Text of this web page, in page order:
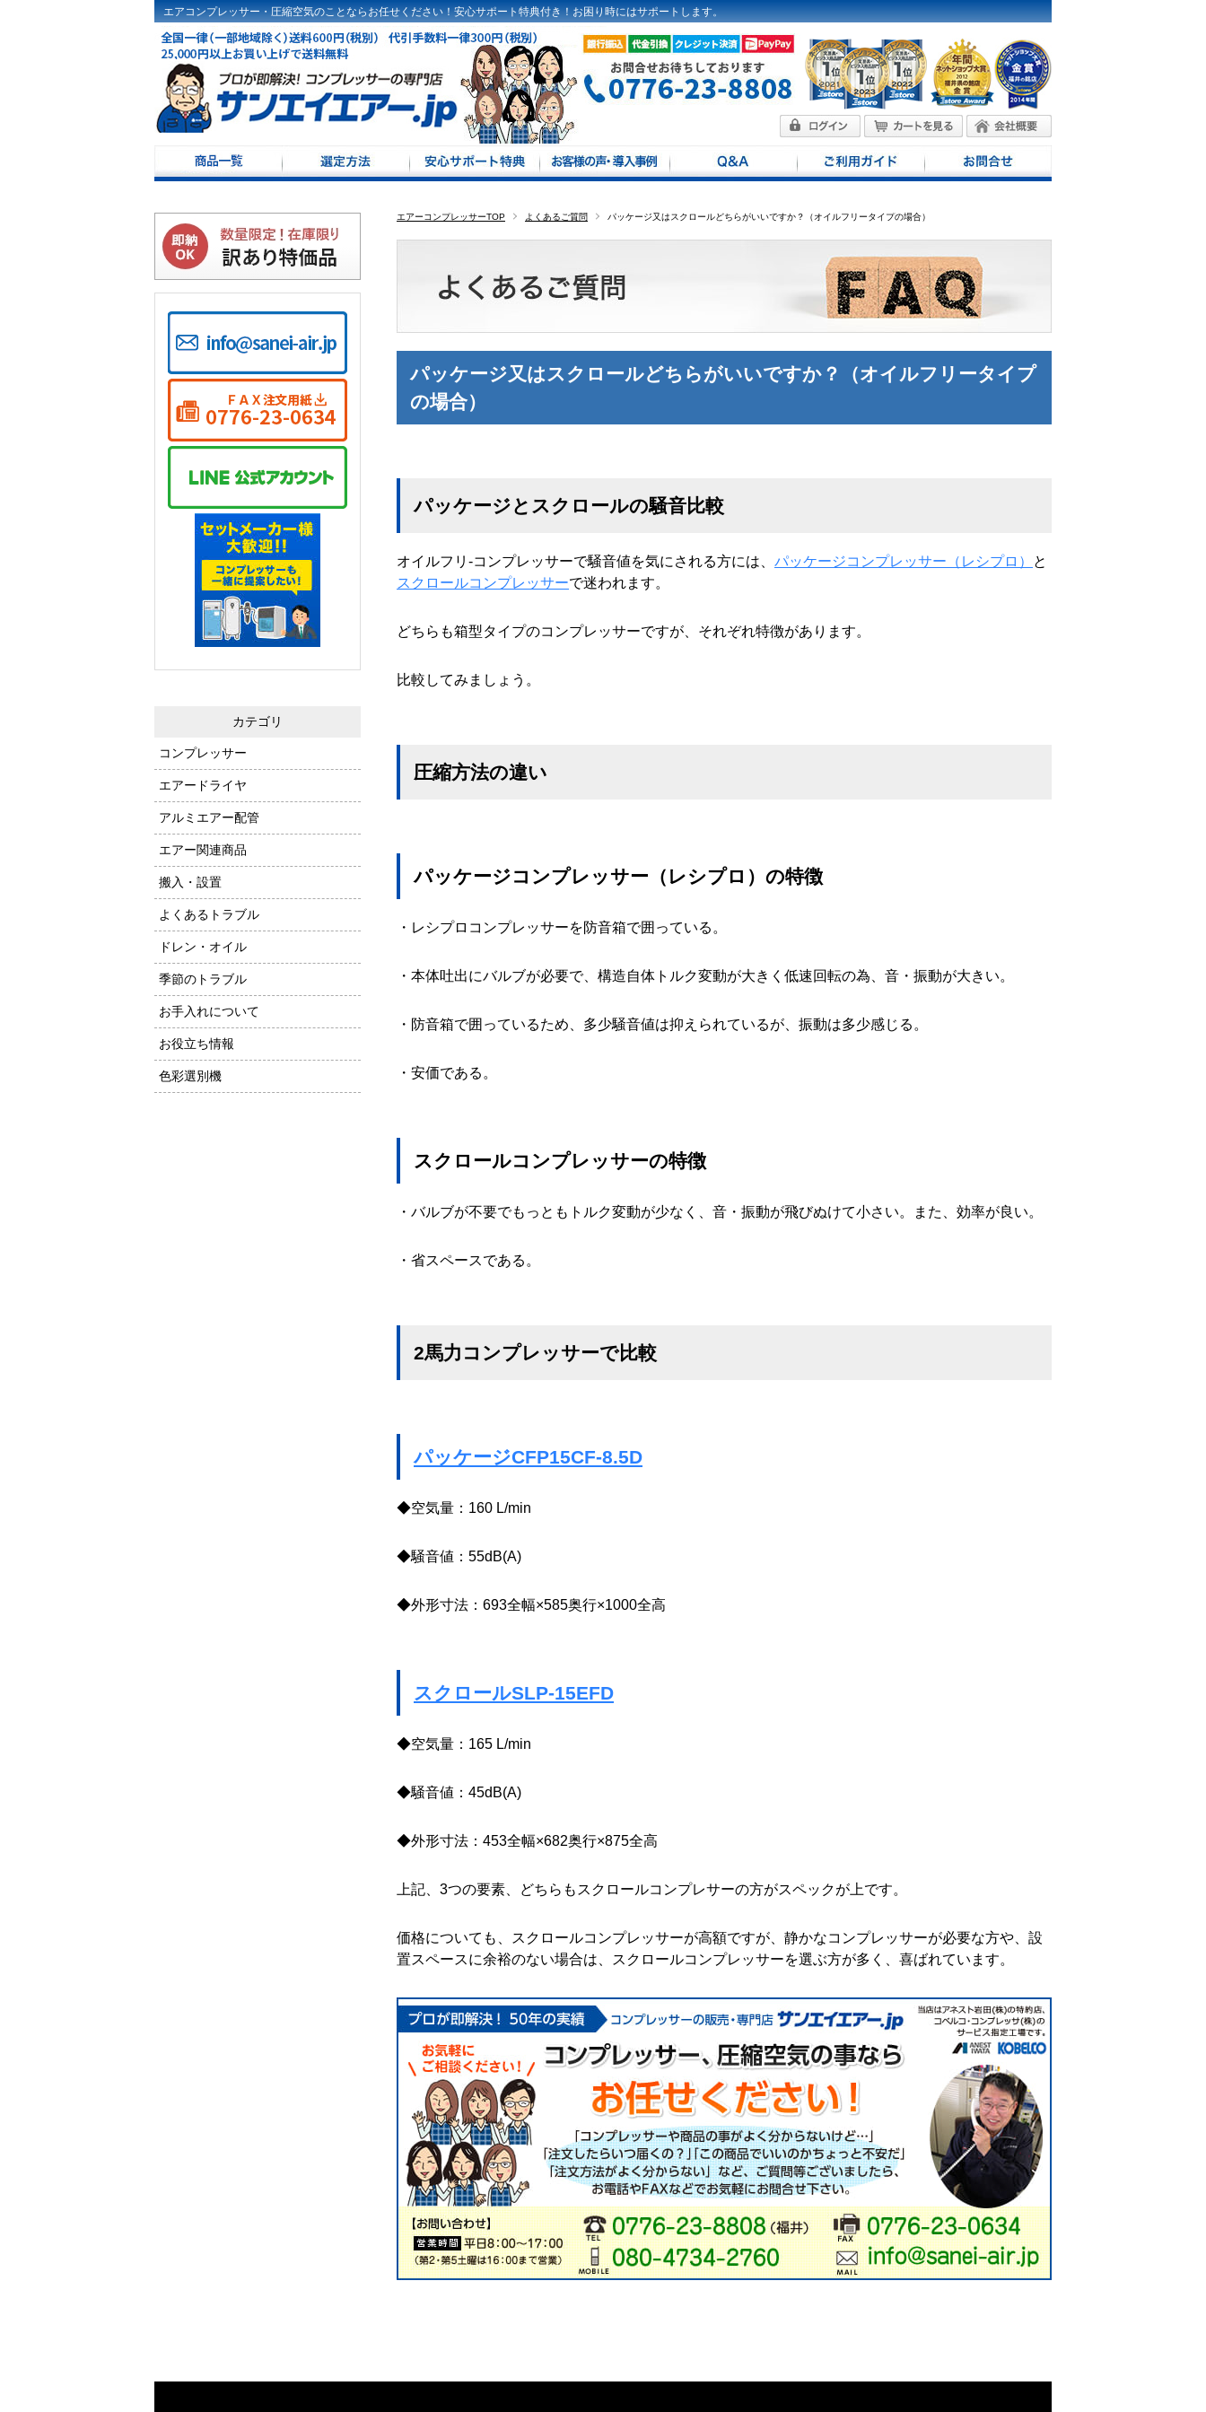
エアコンプレッサー・圧縮空気のことならお任せください！安心サポート特典付き！お困り時にはサポートします。
エアーコンプレッサーTOP よくあるご質問 パッケージ又はスクロールどちらがいいですか？（オイルフリータイプの場合）
パッケージ又はスクロールどちらがいいですか？（オイルフリータイプ
の場合）
パッケージとスクロールの騒音比較
オイルフリ-コンプレッサーで騒音値を気にされる方には、 パッケージコンプレッサー（レシプロ）
と
スクロールコンプレッサーで迷われます。
どちらも箱型タイプのコンプレッサーですが、それぞれ特徴があります。
比較してみましょう。
圧縮方法の違い
パッケージコンプレッサー（レシプロ）の特徴
・レシプロコンプレッサーを防音箱で囲っている。
・本体吐出にバルブが必要で、構造自体トルク変動が大きく低速回転の為、音・振動が大きい。
・防音箱で囲っているため、多少騒音値は抑えられているが、振動は多少感じる。
・安価である。
スクロールコンプレッサーの特徴
・バルブが不要でもっともトルク変動が少なく、音・振動が飛びぬけて小さい。また、効率が良い。
・省スペースである。
2馬力コンプレッサーで比較
パッケージCFP15CF-8.5D
◆空気量：160 L/min
◆騒音値：55dB(A)
◆外形寸法：693全幅×585奥行×1000全高
スクロールSLP-15EFD
◆空気量：165 L/min
◆騒音値：45dB(A)
◆外形寸法：453全幅×682奥行×875全高
上記、3つの要素、どちらもスクロールコンプレサーの方がスペックが上です。
価格についても、スクロールコンプレッサーが高額ですが、静かなコンプレッサーが必要な方や、設
置スペースに余裕のない場合は、スクロールコンプレッサーを選ぶ方が多く、喜ばれています。
カテゴリ
コンプレッサー
エアードライヤ
アルミエアー配管
エアー関連商品
搬入・設置
よくあるトラブル
ドレン・オイル
季節のトラブル
お手入れについて
お役立ち情報
色彩選別機